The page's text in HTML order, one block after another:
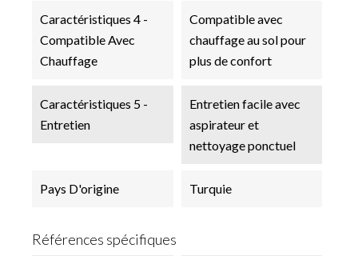
Caractéristiques 4 -
Compatible Avec
Chauffage
Compatible avec
chauffage au sol pour
plus de confort
Caractéristiques 5 -
Entretien
Entretien facile avec
aspirateur et
nettoyage ponctuel
Pays D'origine Turquie
Références spécifiques